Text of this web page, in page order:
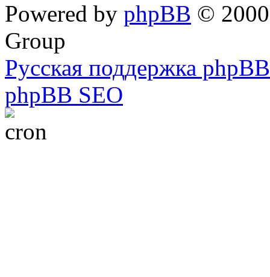
Powered by phpBB ©
Group
Русская поддержка phpBB
phpBB SEO